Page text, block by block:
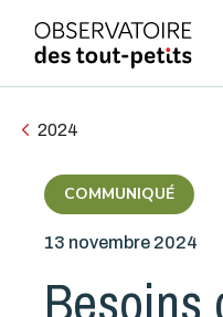
Thématiques
Explorer
2024
COMMUNIQUÉ
13 novembre 2024
Besoins